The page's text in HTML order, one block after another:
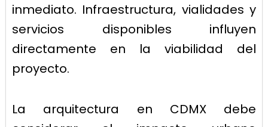
inmediato. Infraestructura, vialidades y
servicios disponibles influyen
directamente en la viabilidad del
proyecto.
La arquitectura en CDMX debe